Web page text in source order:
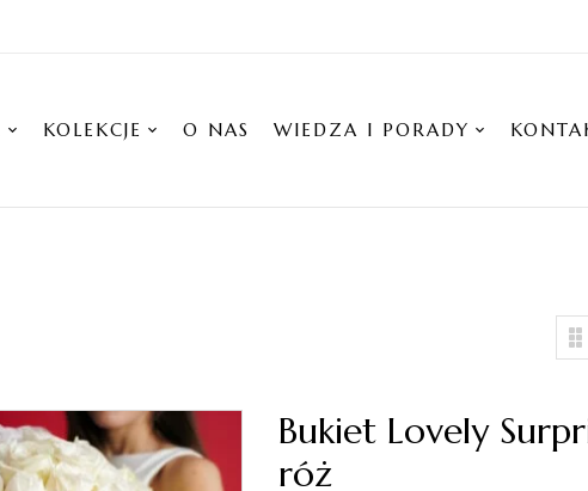
KOLEKCJE O NAS WIEDZA I PORADY
Bukiet Lovely
róż